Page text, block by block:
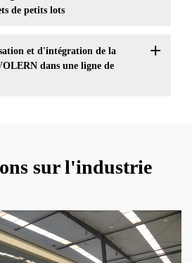
de petits lots
et d'intégration de la
dans une ligne de
sur l'industrie